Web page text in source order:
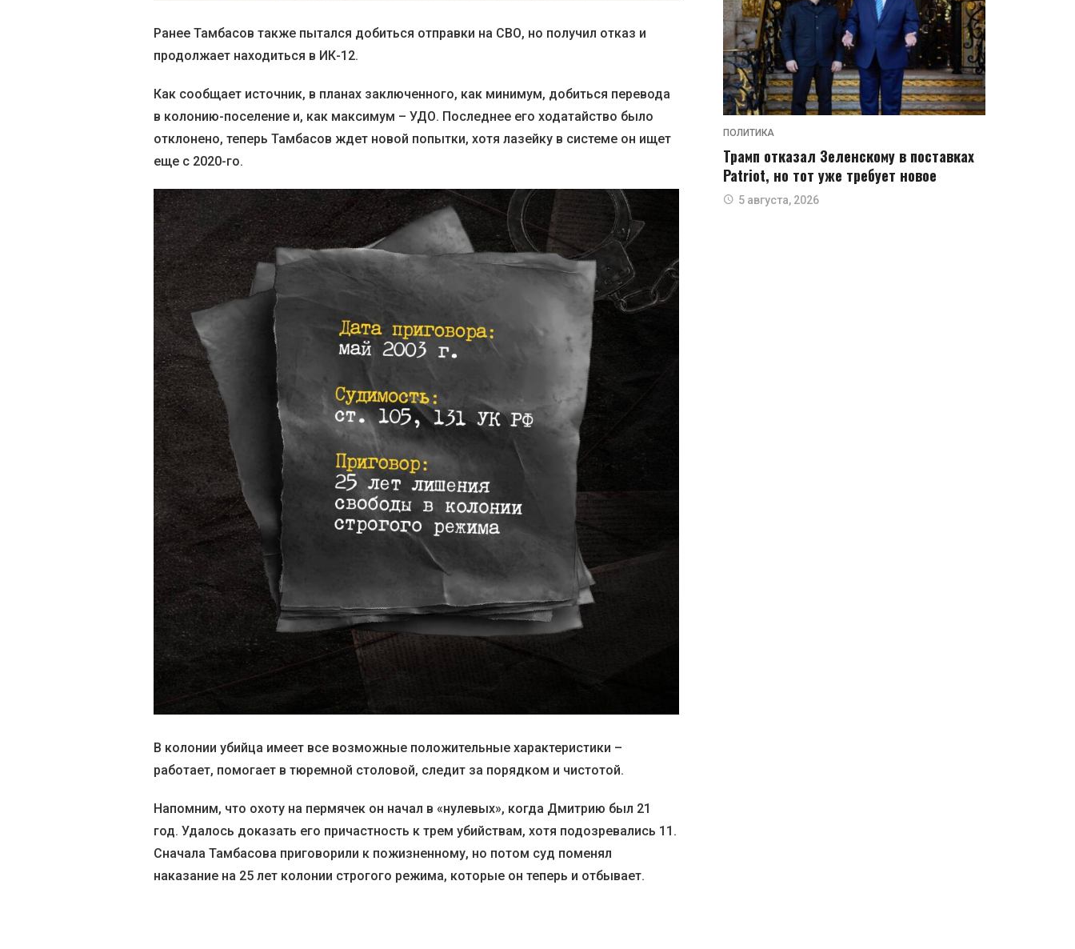
Ранее Тамбасов также пытался добиться отправки на СВО, но получил отказ и
продолжает находиться в ИК-12.
Как сообщает источник, в планах заключенного, как минимум, добиться перевода
в колонию-поселение и, как максимум – УДО. Последнее его ходатайство было
отклонено, теперь Тамбасов ждет новой попытки, хотя лазейку в системе он ищет
еще с 2020-го.
В колонии убийца имеет все возможные положительные характеристики –
работает, помогает в тюремной столовой, следит за порядком и чистотой.
Напомним, что охоту на пермячек он начал в «нулевых», когда Дмитрию был 21
год. Удалось доказать его причастность к трем убийствам, хотя подозревались 11.
Сначала Тамбасова приговорили к пожизненному, но потом суд поменял
наказание на 25 лет колонии строгого режима, которые он теперь и отбывает.
ПОЛИТИКА
Трамп отказал Зеленскому в поставках
Patriot, но тот уже требует новое
5 августа, 2026